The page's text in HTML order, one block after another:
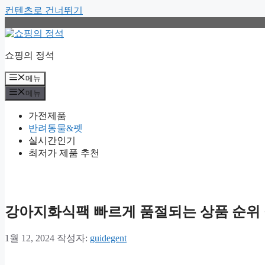
컨텐츠로 건너뛰기
쇼핑의 정석
메뉴
메뉴
가전제품
반려동물&펫
실시간인기
최저가 제품 추천
강아지화식팩 빠르게 품절되는 상품 순위
1월 12, 2024 작성자: guidegent